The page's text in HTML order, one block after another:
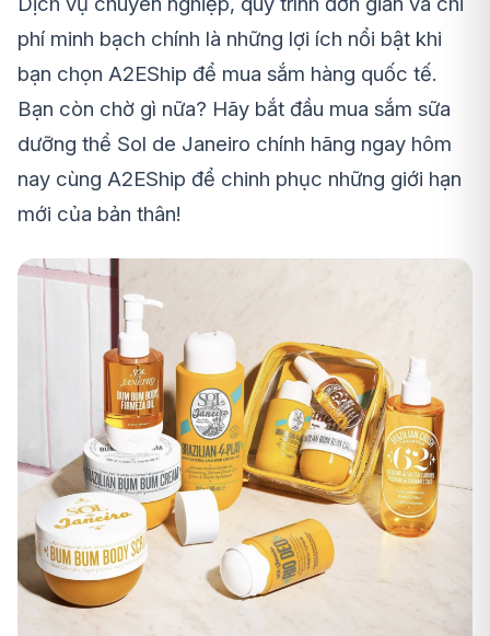
phí minh bạch chính là những lợi ích nổi bật khi
bạn chọn A2EShip để mua sắm hàng quốc tế.
Bạn còn chờ gì nữa? Hãy bắt đầu mua sắm sữa
dưỡng thể Sol de Janeiro chính hãng ngay hôm
nay cùng A2EShip để chinh phục những giới hạn
mới của bản thân!